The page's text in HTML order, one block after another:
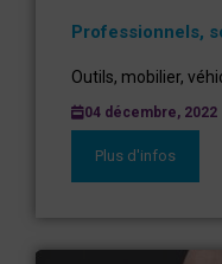
Professionnels,
Outils, mobilier,
04 décembre, 2022
Plus d'infos